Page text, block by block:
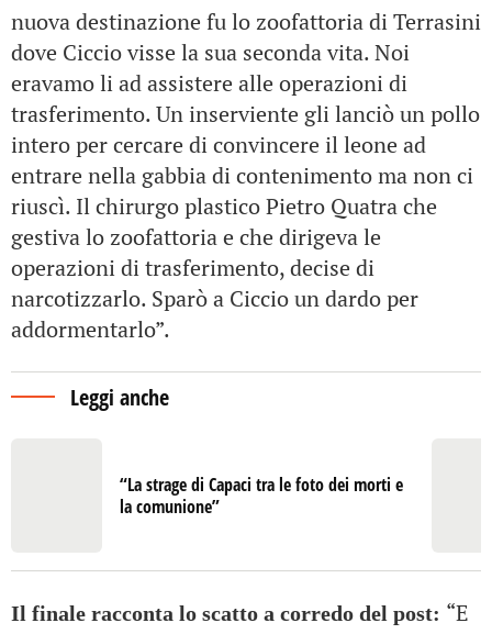
nuova destinazione fu lo zoofattoria di Terrasini
dove Ciccio visse la sua seconda vita. Noi
eravamo li ad assistere alle operazioni di
trasferimento. Un inserviente gli lanciò un pollo
intero per cercare di convincere il leone ad
entrare nella gabbia di contenimento ma non ci
riuscì. Il chirurgo plastico Pietro Quatra che
gestiva lo zoofattoria e che dirigeva le
operazioni di trasferimento, decise di
narcotizzarlo. Sparò a Ciccio un dardo per
addormentarlo”.
Leggi anche
“La strage di Capaci tra le foto dei morti e
la comunione”
Il finale racconta lo scatto a corredo del post: “E